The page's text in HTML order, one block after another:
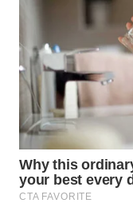
LABUHANBATU
WN
TAPANULI
TENGAH
WN DELI
SERDANG